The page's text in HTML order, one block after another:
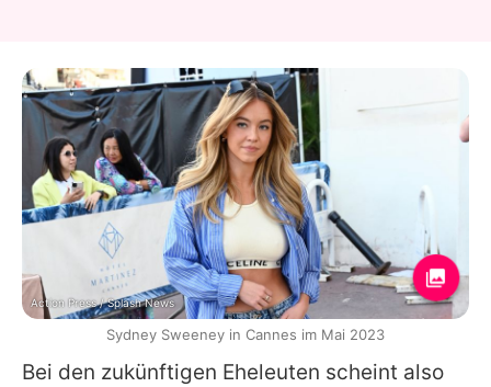
Bei den zukünftigen Eheleuten scheint also
Action Press / Splash News
Sydney Sweeney in Cannes im Mai 2023